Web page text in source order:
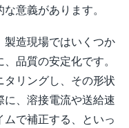
意義があります。
製造現場ではいくつか
品質の安定化です。
リングし、その形状
、溶接電流や送給速
で補正する、といっ